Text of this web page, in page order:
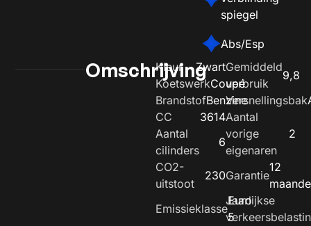
spiegel
Abs/Esp
Omschrijving
Kleur
Zwart
KoetswerkCoupé
BrandstofBenzine
CC
3614
Aantal
cilinders
6
CO2-
uitstoot
230
Emissieklasse
Euro
5
Gemiddeld
verbruik
9,8
Versnellingsbak
Aantal
vorige
eigenaren
2
Garantie
12
Jaarlijkse